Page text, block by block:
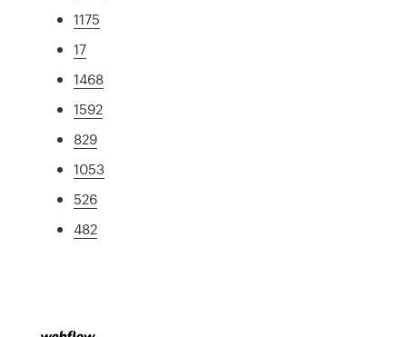
1175
17
1468
1592
829
1053
526
482